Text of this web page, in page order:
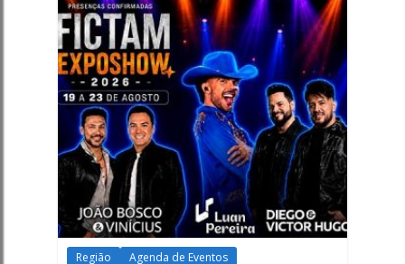
Região Agenda de Eventos